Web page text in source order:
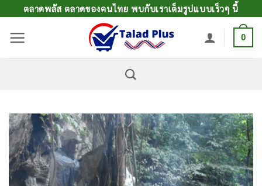
ยัง
เนื้อหา
ตลาดพลัส ตลาดของคนไทย พบกับเราเต็มรูปแบบเร็วๆ นี้
0